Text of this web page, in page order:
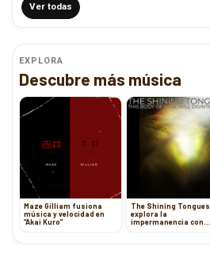
Ver todas
EXPLORA
Descubre más música
Maze Gilliam fusiona
música y velocidad en
“Akai Kuro”
The Shining Tongues
explora la
impermanencia con